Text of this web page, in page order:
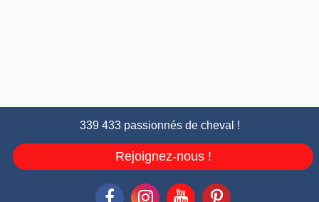
339 433 passionnés de cheval !
Rejoignez-nous !